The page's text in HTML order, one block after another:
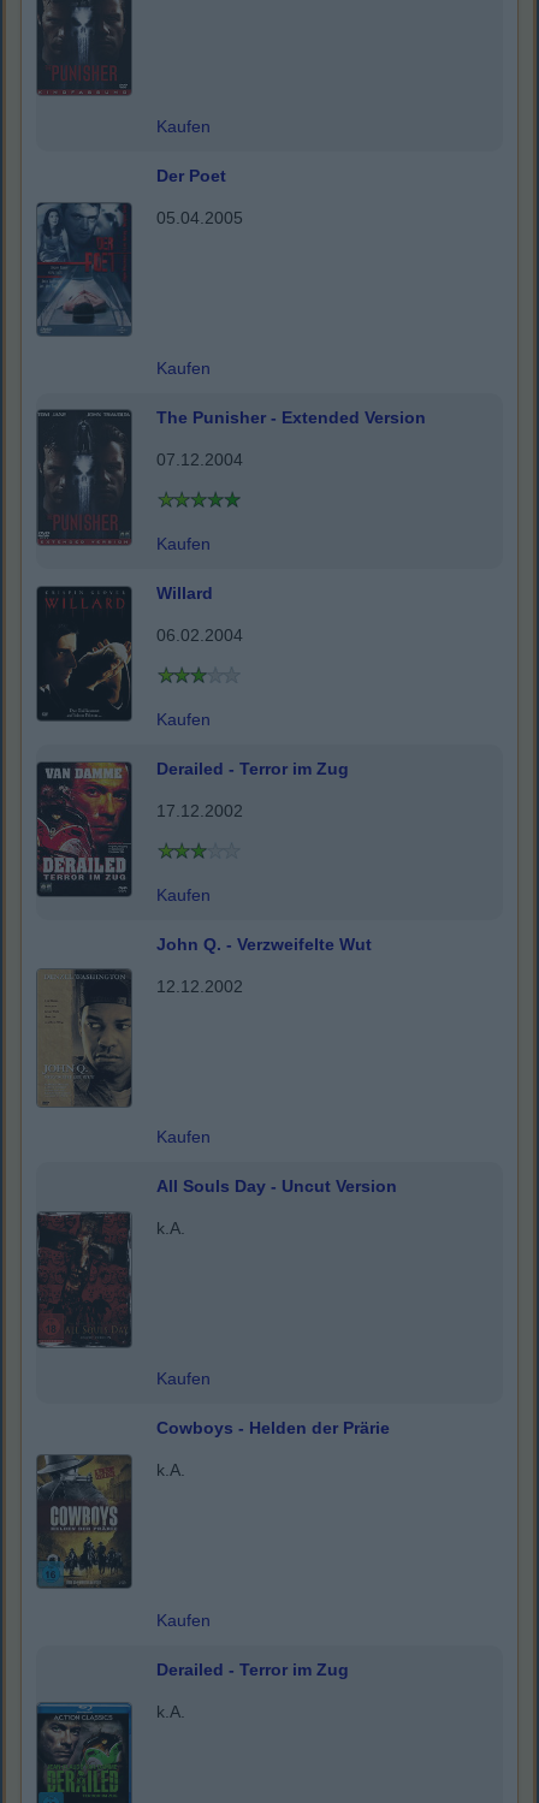
Kaufen
Der Poet
05.04.2005
Kaufen
The Punisher - Extended Version
07.12.2004
Kaufen
Willard
06.02.2004
Kaufen
Derailed - Terror im Zug
17.12.2002
Kaufen
John Q. - Verzweifelte Wut
12.12.2002
Kaufen
All Souls Day - Uncut Version
k.A.
Kaufen
Cowboys - Helden der Prärie
k.A.
Kaufen
Derailed - Terror im Zug
k.A.